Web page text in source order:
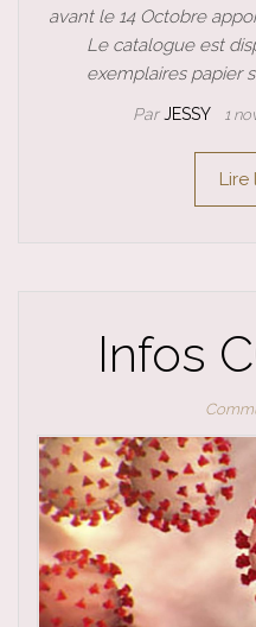
avant le 14 Octobre
Le catalogue est
exemplaires papier
ParJESSY 1
Lire
Infos